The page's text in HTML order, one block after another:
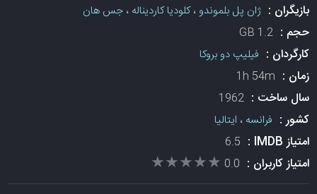
بازیگران :ژان پل بلموندو ،کلودیا کاردیناله ،جس هان
حجم :1.2 GB
کارگردان : فیلیپ دو بروکا
زمان : 1h 54m
سال ساخت :1962
کشور : فرانسه ، ایتالیا
امتیاز IMDB : 6.5
امتیاز کاربران : 0.0
★★★★★
★★★★★